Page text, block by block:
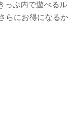
っぷ内で遊べるル
らにお得になるか